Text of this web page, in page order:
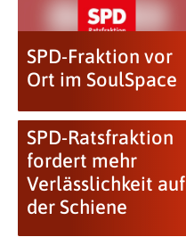
SPD-Fraktion vor
Ort im SoulSpace
SPD-Ratsfraktion
fordert mehr
Verlässlichkeit auf
der Schiene